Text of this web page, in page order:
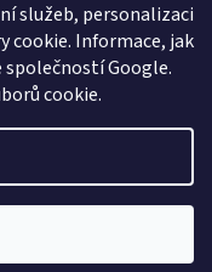
služeb, personalizaci
cookie. Informace, jak
Google.
cookie.
. Všechna práva